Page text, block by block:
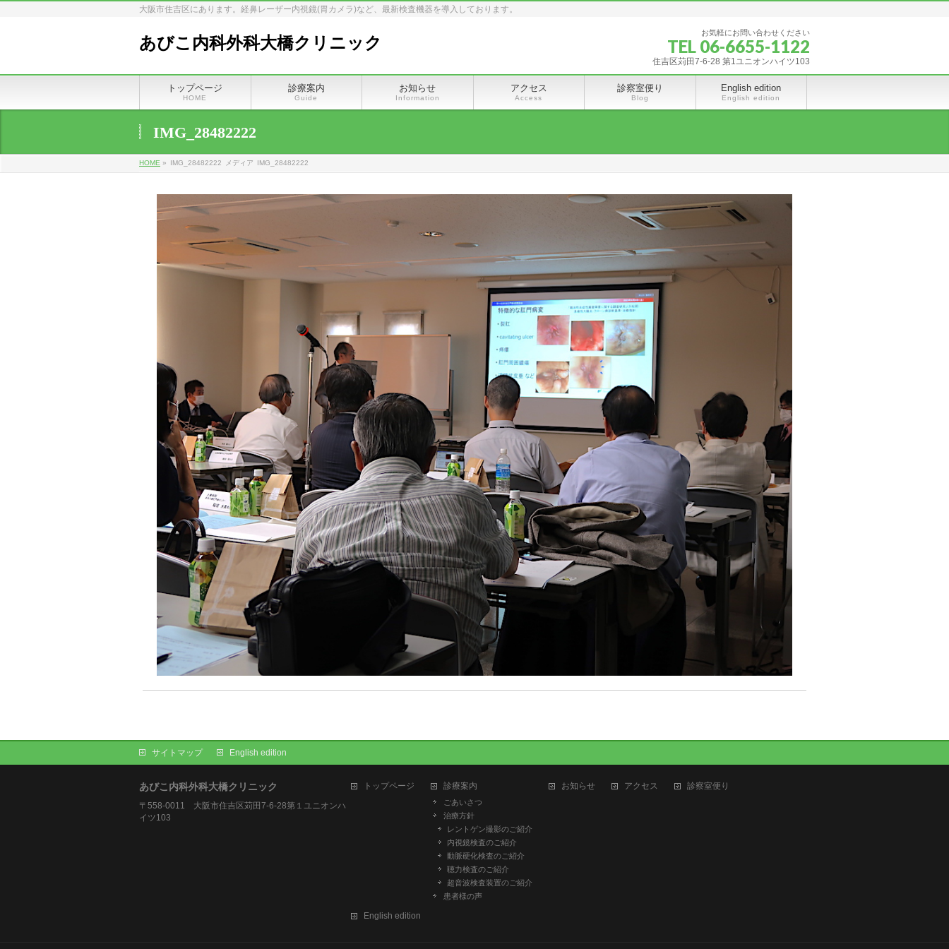
大阪市住吉区にあります。経鼻レーザー内視鏡(胃カメラ)など、最新検査機器を導入しております。
あびこ内科外科大橋クリニック
お気軽にお問い合わせください
TEL 06-6655-1122
住吉区苅田7-6-28 第1ユニオンハイツ103
トップページ
HOME
診療案内
Guide
お知らせ
Information
アクセス
Access
診察室便り
Blog
English edition
English edition
IMG_28482222
HOME » IMG_28482222 メディア IMG_28482222
サイトマップ English edition
あびこ内科外科大橋クリニック
〒558-0011 大阪市住吉区苅田7-6-28第１ユニオンハ
イツ103
トップページ 診療案内
ごあいさつ
治療方針
レントゲン撮影のご紹介
内視鏡検査のご紹介
動脈硬化検査のご紹介
聴力検査のご紹介
超音波検査装置のご紹介
患者様の声
お知らせ アクセス 診察室便り
English edition